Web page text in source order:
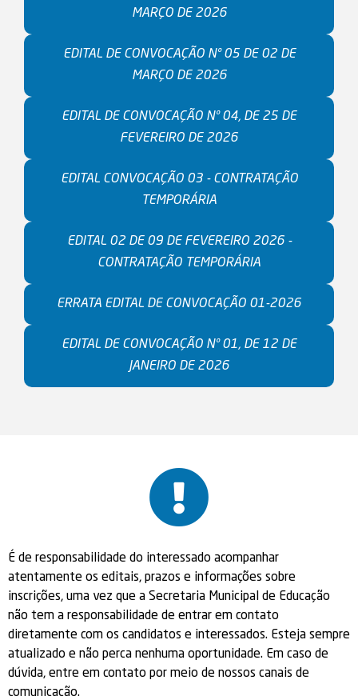
MARÇO DE 2026
EDITAL DE CONVOCAÇÃO Nº 05 DE 02 DE
MARÇO DE 2026
EDITAL DE CONVOCAÇÃO Nº 04, DE 25 DE
FEVEREIRO DE 2026
EDITAL CONVOCAÇÃO 03 - CONTRATAÇÃO
TEMPORÁRIA
EDITAL 02 DE 09 DE FEVEREIRO 2026 -
CONTRATAÇÃO TEMPORÁRIA
ERRATA EDITAL DE CONVOCAÇÃO 01-2026
EDITAL DE CONVOCAÇÃO Nº 01, DE 12 DE
JANEIRO DE 2026
É de responsabilidade do interessado acompanhar
atentamente os editais, prazos e informações sobre
inscrições, uma vez que a Secretaria Municipal de Educação
não tem a responsabilidade de entrar em contato
diretamente com os candidatos e interessados. Esteja sempre
atualizado e não perca nenhuma oportunidade. Em caso de
dúvida, entre em contato por meio de nossos canais de
comunicação.